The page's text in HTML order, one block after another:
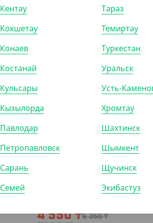
АРТ. 32035
4 950₸6 350₸
Кентау
Кокшетау
Конаев
Костанай
Кульсары
Кызылорда
Павлодар
Петропавловск
Сарань
Семей
Тараз
Темиртау
Туркестан
Уральск
Усть-
Хромтау
Шахтинск
Шымкент
Щучинск
Экибастуз